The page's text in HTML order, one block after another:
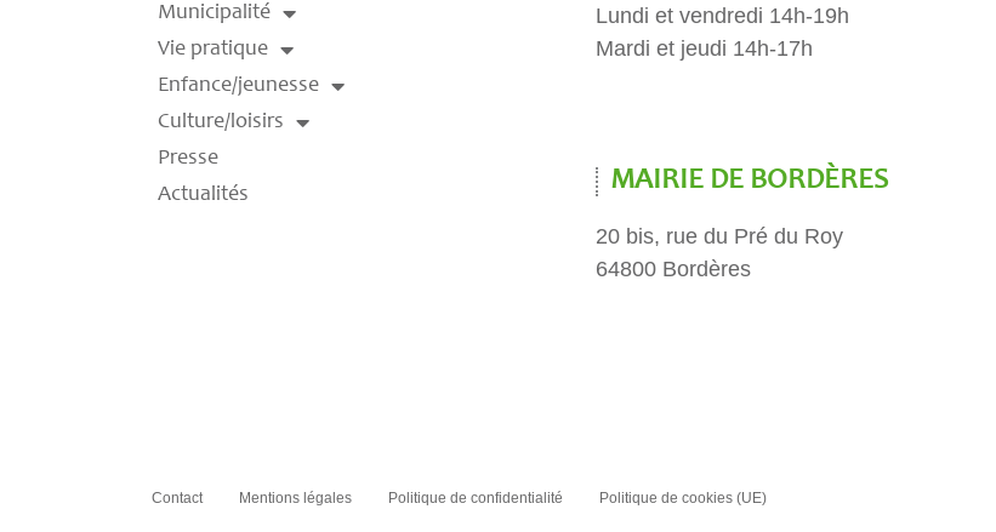
Municipalité
Vie pratique
Enfance/jeunesse
Culture/loisirs
Presse
Actualités
Lundi et vendredi 14h-19h
Mardi et jeudi 14h-17h
MAIRIE DE BORDÈRES
20 bis, rue du Pré du Roy
64800 Bordères
Contact Mentions légales Politique de confidentialité Politique de cookies (UE)